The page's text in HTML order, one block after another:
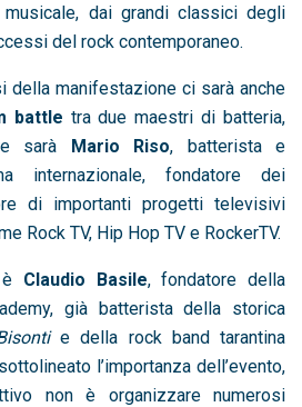
musicale, dai grandi classici degli
del rock contemporaneo.
della manifestazione ci sarà anche
battle tra due maestri di batteria,
sarà Mario Riso, batterista e
internazionale, fondatore dei
di importanti progetti televisivi
Rock TV, Hip Hop TV e RockerTV.
Claudio Basile, fondatore della
già batterista della storica
e della rock band tarantina
l’importanza dell’evento,
non è organizzare numerosi